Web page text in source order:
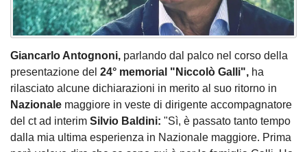
Giancarlo Antognoni, parlando dal palco nel corso della
presentazione del 24° memorial "Niccolò Galli", ha
rilasciato alcune dichiarazioni in merito al suo ritorno in
Nazionale maggiore in veste di dirigente accompagnatore
del ct ad interim Silvio Baldini: "Sì, è passato tanto tempo
dalla mia ultima esperienza in Nazionale maggiore. Prima